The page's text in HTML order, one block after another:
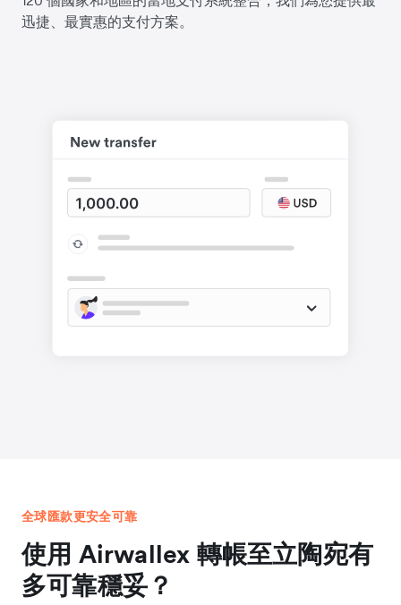
迅捷、最實惠的支付方案。
全球匯款更安全可靠
使用 Airwallex 轉帳至立陶宛有
多可靠穩妥？